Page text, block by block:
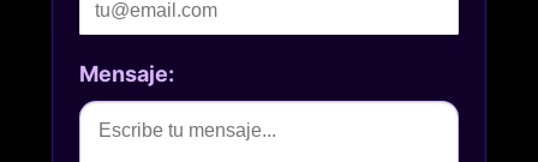
Mensaje: